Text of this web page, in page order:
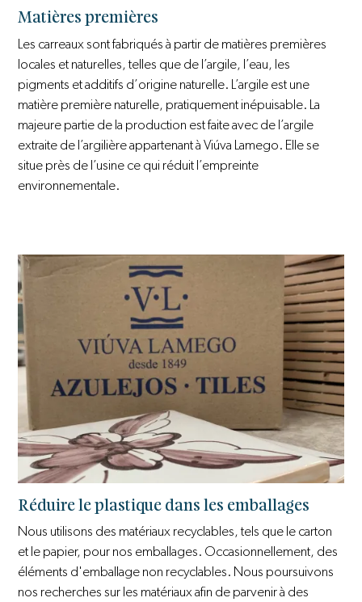
Matières premières
Les carreaux sont fabriqués à partir de matières premières
locales et naturelles, telles que de l’argile, l’eau, les
pigments et additifs d’origine naturelle. L’argile est une
matière première naturelle, pratiquement inépuisable. La
majeure partie de la production est faite avec de l’argile
extraite de l’argilière appartenant à Viúva Lamego. Elle se
situe près de l’usine ce qui réduit l’empreinte
environnementale.
Réduire le plastique dans les emballages
Nous utilisons des matériaux recyclables, tels que le carton
et le papier, pour nos emballages. Occasionnellement, des
éléments d'emballage non recyclables. Nous poursuivons
nos recherches sur les matériaux afin de parvenir à des